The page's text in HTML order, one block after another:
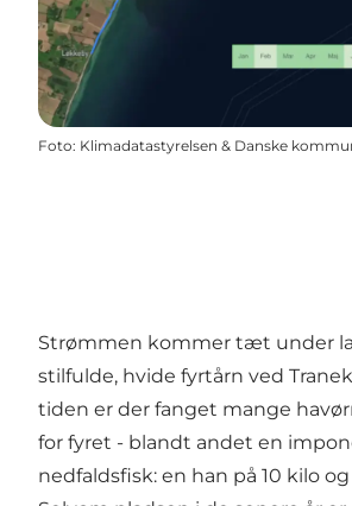
Foto: Klimadatastyrelsen & Danske
Strømmen kommer tæt under
stilfulde, hvide fyrtårn ved
tiden er der fanget mange
for fyret - blandt andet en
nedfaldsfisk: en han på 10 kilo